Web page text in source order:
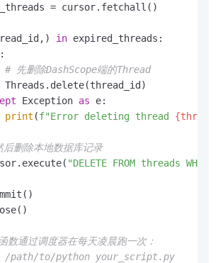
= cursor.fetchall()
in expired_threads:
:
# 先删除DashScope端的Thread
Threads.delete(thread_id)
Exception as e:
print (f"Error deleting thread
删除本地数据库记录
"DELETE FROM threads
数通过调度器在每天凌晨跑一次：
to/python your_script.py